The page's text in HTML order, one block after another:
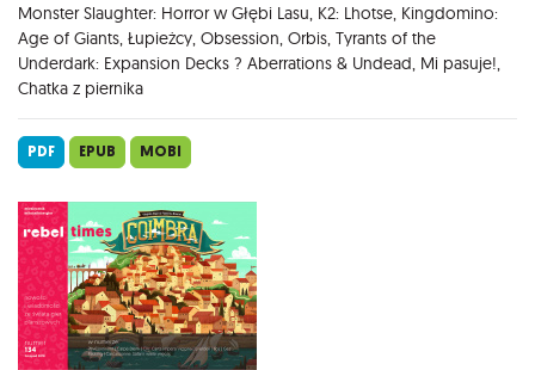
Monster Slaughter: Horror w Głębi Lasu, K2: Lhotse, Kingdomino:
Age of Giants, Łupieżcy, Obsession, Orbis, Tyrants of the
Underdark: Expansion Decks ? Aberrations & Undead, Mi pasuje!,
Chatka z piernika
PDF EPUB MOBI